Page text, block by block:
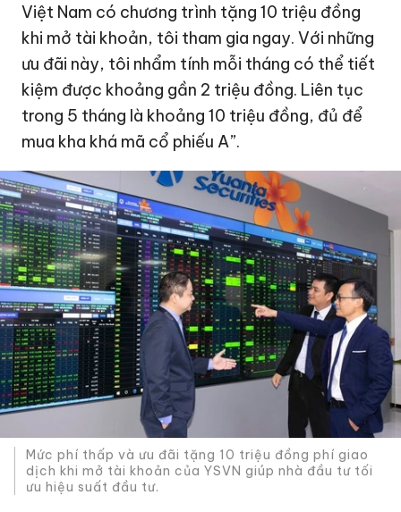
Việt Nam có chương trình tặng 10 triệu đồng
khi mở tài khoản, tôi tham gia ngay. Với những
ưu đãi này, tôi nhẩm tính mỗi tháng có thể tiết
kiệm được khoảng gần 2 triệu đồng. Liên tục
trong 5 tháng là khoảng 10 triệu đồng, đủ để
mua kha khá mã cổ phiếu A”.
Mức phí thấp và ưu đãi tặng 10 triệu đồng phí giao
dịch khi mở tài khoản của YSVN giúp nhà đầu tư tối
ưu hiệu suất đầu tư.